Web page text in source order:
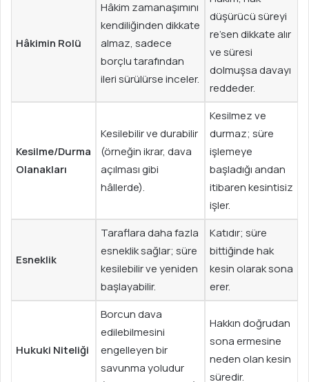
Hâkimin Rolü
Hâkim zamanaşımını
kendiliğinden dikkate
almaz, sadece
borçlu tarafından
ileri sürülürse inceler.
düşürücü süreyi
re’sen dikkate alır
ve süresi
dolmuşsa davayı
reddeder.
Kesilme/Durma
Olanakları
Kesilebilir ve durabilir
(örneğin ikrar, dava
açılması gibi
hâllerde).
Kesilmez ve
durmaz; süre
işlemeye
başladığı andan
itibaren kesintisiz
işler.
Esneklik
Taraflara daha fazla
esneklik sağlar; süre
kesilebilir ve yeniden
başlayabilir.
Katıdır; süre
bittiğinde hak
kesin olarak sona
erer.
Hukuki Niteliği
Borcun dava
edilebilmesini
engelleyen bir
savunma yoludur
Hakkın doğrudan
sona ermesine
neden olan kesin
süredir.